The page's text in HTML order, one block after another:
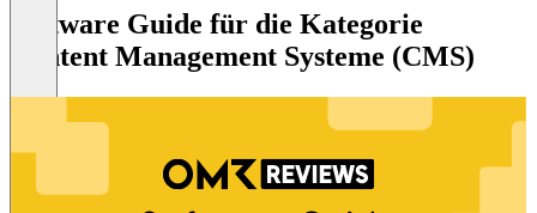
Software Guide für die Kategorie
Content Management Systeme (CMS)